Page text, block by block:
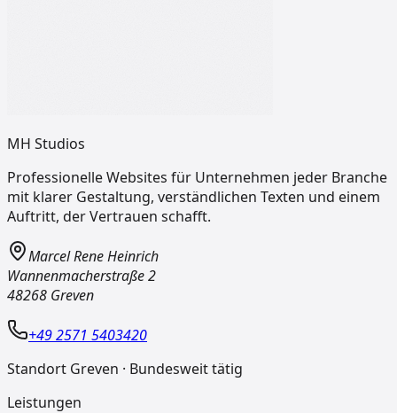
MH Studios
Professionelle Websites für Unternehmen jeder Branche
mit klarer Gestaltung, verständlichen Texten und einem
Auftritt, der Vertrauen schafft.
Marcel Rene Heinrich
Wannenmacherstraße 2
48268 Greven
+49 2571 5403420
Standort Greven · Bundesweit tätig
Leistungen